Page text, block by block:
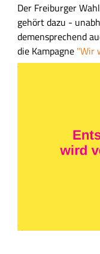
Der Freiburger
gehört dazu -
demensprechend
die Kampagne "Wir
B